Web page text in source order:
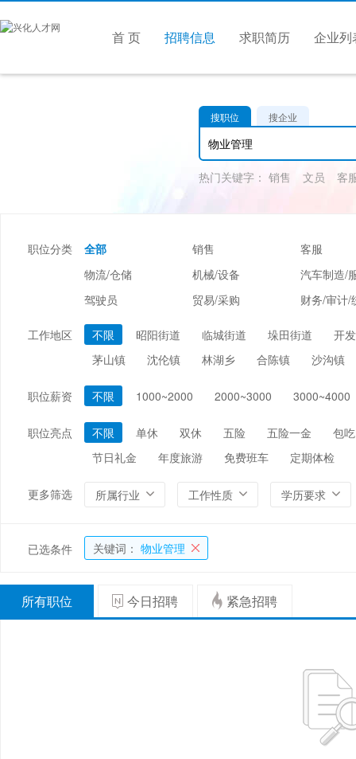
首 页 招聘信息 求职简历 企业列
搜职位 搜企业
热门关键字： 销售 文员 客
职位分类 全部 销售
客服
物流/仓储
机械/设备
汽车制造/
驾驶员
贸易/采购
财务/审计/
美容/美发
市场/媒介/公关
广告/会展/咨询
服装/纺织
能源/电力/矿产
环保
工作地区 不限 昭阳街道 临城街道 垛田街道
开
茅山镇
沈伦镇 林湖乡 合陈镇 沙沟镇
职位薪资 不限 1000~2000 2000~3000 3000~4000
职位亮点 不限 单休 双休 五险 五险一金
包吃
节日礼金
年度旅游 免费班车 定期体检
更多筛选 所属行业 工作性质 学历要求
已选条件 关键词： 物业管理
所有职位 今日招聘 紧急招聘